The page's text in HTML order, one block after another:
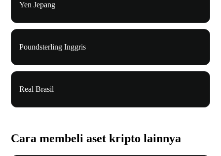
Yen Jepang
Poundsterling Inggris
Real Brasil
Cara membeli aset kripto lainnya